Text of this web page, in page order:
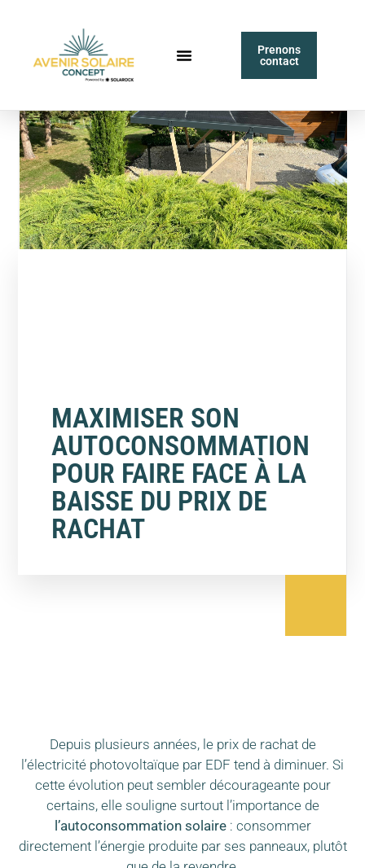
Prenons
contact
MAXIMISER SON
AUTOCONSOMMATION
POUR FAIRE FACE À LA
BAISSE DU PRIX DE
RACHAT
Depuis plusieurs années, le prix de rachat de
l’électricité photovoltaïque par EDF tend à diminuer. Si
cette évolution peut sembler décourageante pour
certains, elle souligne surtout l’importance de
l’autoconsommation solaire: consommer
directement l’énergie produite par ses panneaux, plutôt